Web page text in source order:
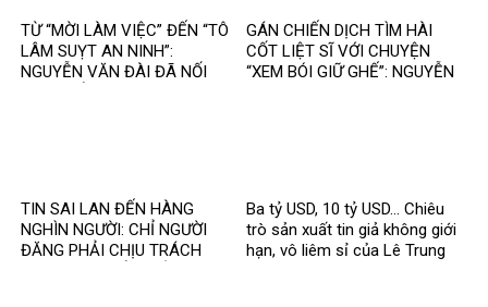
TỪ “MỜI LÀM VIỆC” ĐẾN “TÔ
LÂM SUỴT AN NINH”:
NGUYỄN VĂN ĐÀI ĐÃ NỐI
GÁN CHIẾN DỊCH TÌM HÀI
CỐT LIỆT SĨ VỚI CHUYỆN
“XEM BÓI GIỮ GHẾ”: NGUYỄN
TIN SAI LAN ĐẾN HÀNG
NGHÌN NGƯỜI: CHỈ NGƯỜI
ĐĂNG PHẢI CHỊU TRÁCH
Ba tỷ USD, 10 tỷ USD… Chiêu
trò sản xuất tin giả không giới
hạn, vô liêm sỉ của Lê Trung